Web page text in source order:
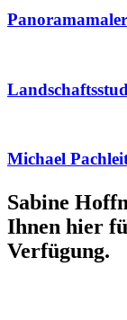
Michael
Sabine
Ihnen hier
Verfügung.